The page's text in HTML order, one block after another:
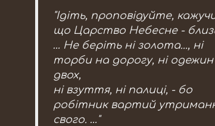
"Ідіть, проповідуйте,
що Царство Небесне -
… Не беріть ні золота..., ні
торби на дорогу, ні одежин
двох,
ні взуття, ні палиці, - бо
робітник вартий
свого. …"